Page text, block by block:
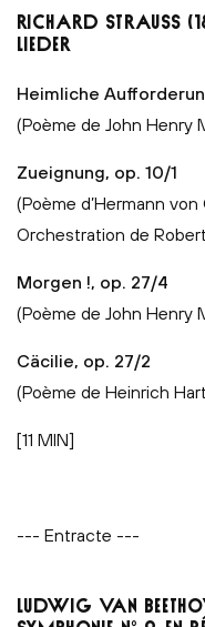
RICHARD STRAUSS
LIEDER
Heimliche
(Poème de John Henry
Zueignung, op. 10/1
(Poème d’Hermann von
Orchestration de
Morgen !, op. 27/4
(Poème de John Henry
Cäcilie, op. 27/2
(Poème de Heinrich
[11 MIN]
--- Entracte ---
LUDWIG VAN